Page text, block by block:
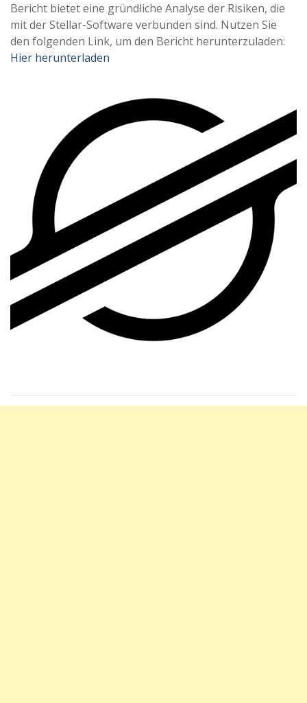
Bericht bietet eine gründliche Analyse der Risiken, die
mit der Stellar-Software verbunden sind. Nutzen Sie
den folgenden Link, um den Bericht herunterzuladen:
Hier herunterladen